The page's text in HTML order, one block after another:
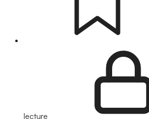
lecture